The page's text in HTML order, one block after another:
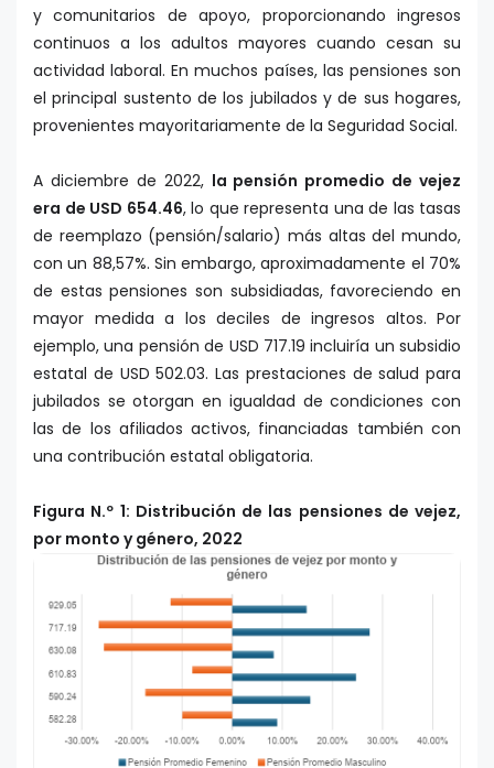
y comunitarios de apoyo, proporcionando ingresos
continuos a los adultos mayores cuando cesan su
actividad laboral. En muchos países, las pensiones son
el principal sustento de los jubilados y de sus hogares,
provenientes mayoritariamente de la Seguridad Social.
A diciembre de 2022, la pensión promedio de vejez
era de USD 654.46, lo que representa una de las tasas
de reemplazo (pensión/salario) más altas del mundo,
con un 88,57%. Sin embargo, aproximadamente el 70%
de estas pensiones son subsidiadas, favoreciendo en
mayor medida a los deciles de ingresos altos. Por
ejemplo, una pensión de USD 717.19 incluiría un subsidio
estatal de USD 502.03. Las prestaciones de salud para
jubilados se otorgan en igualdad de condiciones con
las de los afiliados activos, financiadas también con
una contribución estatal obligatoria.
Figura N.º 1: Distribución de las pensiones de vejez,
por monto y género, 2022